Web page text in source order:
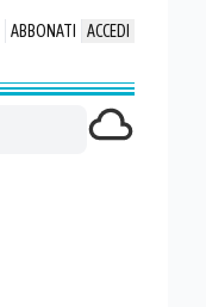
ABBONATI ACCEDI